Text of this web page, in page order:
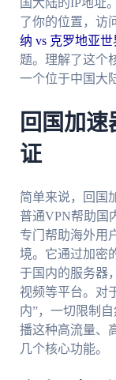
了你的位置，访
纳 vs 克罗地亚
题。理解了这个
一个位于中国大
回国加
证
简单来说，回国
普通VPN帮助国
专门帮助海外用
境。它通过加密
于国内的服务器
视频等平台。对
内”，一切限制
播这种高流量、
几个核心功能。